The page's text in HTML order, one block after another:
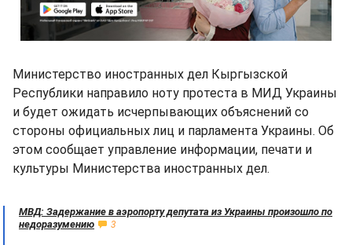
Министерство иностранных дел Кыргызской
Республики направило ноту протеста в МИД Украины
и будет ожидать исчерпывающих объяснений со
стороны официальных лиц и парламента Украины. Об
этом сообщает управление информации, печати и
культуры Министерства иностранных дел.
МВД: Задержание в аэропорту депутата из Украины произошло по
недоразумению
3